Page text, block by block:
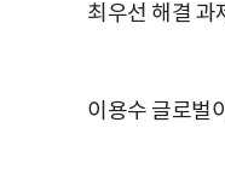
최우선 해결 과
이용수 글로벌